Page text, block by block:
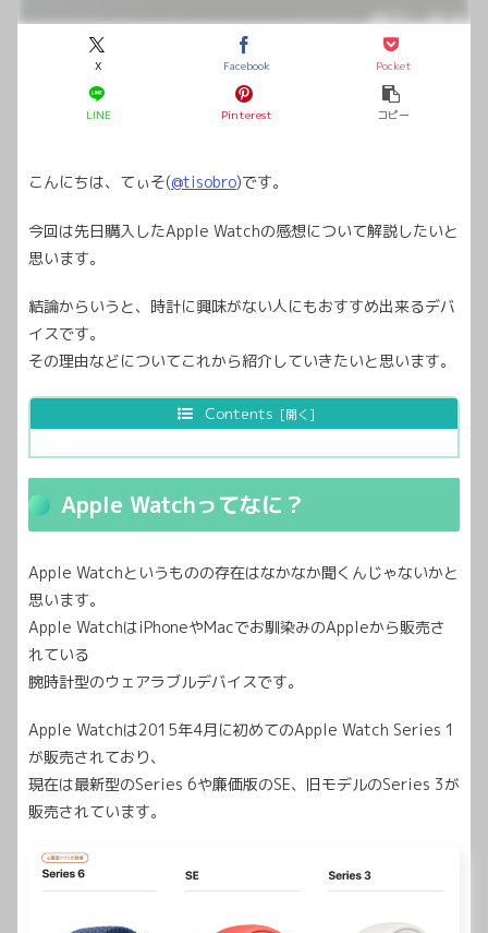
X Facebook Pocket
LINE Pinterest コピー
こんにちは、てぃそ(@tisobro)です。
今回は先日購入したApple Watchの感想について解説したいと
思います。
結論からいうと、時計に興味がない人にもおすすめ出来るデバ
イスです。
その理由などについてこれから紹介していきたいと思います。
Contents
Apple Watchってなに？
Apple Watchというものの存在はなかなか聞くんじゃないかと
思います。
Apple WatchはiPhoneやMacでお馴染みのAppleから販売さ
れている
腕時計型のウェアラブルデバイスです。
Apple Watchは2015年4月に初めてのApple Watch Series 1
が販売されており、
現在は最新型のSeries 6や廉価版のSE、旧モデルのSeries 3が
販売されています。